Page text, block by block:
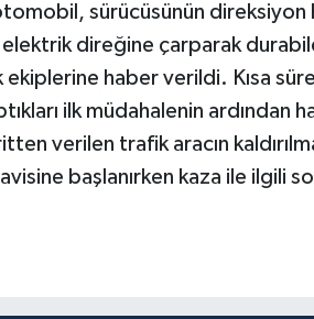
sürücüsünün direksiyon
elektrik direğine çarparak
ekiplerine haber verildi. Kısa
ilk müdahalenin ardından
verilen trafik aracın
başlanırken kaza ile ilgili